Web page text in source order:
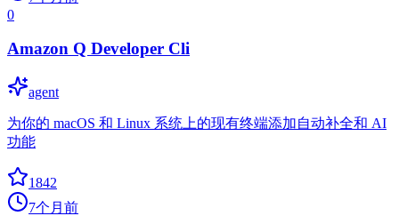
0
Amazon Q Developer Cli
agent
为你的 macOS 和 Linux 系统上的现有终端添加自动补全和 AI
功能
1842
7个月前